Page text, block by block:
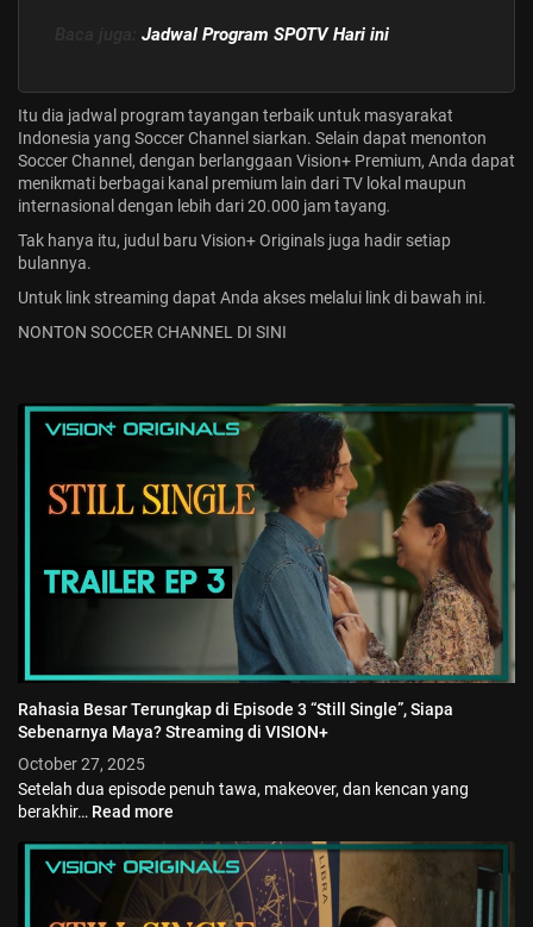
Rahasia Besar Terungkap di Episode 3 “Still Single”, Siapa
Sebenarnya Maya? Streaming di VISION+
October 27, 2025
Setelah dua episode penuh tawa, makeover, dan kencan yang
berakhir… Read more
Jadwal Program SPOTV Hari ini
Itu dia jadwal program tayangan terbaik untuk masyarakat
Indonesia yang Soccer Channel siarkan. Selain dapat menonton
Soccer Channel, dengan berlanggaan Vision+ Premium, Anda dapat
menikmati berbagai kanal premium lain dari TV lokal maupun
internasional dengan lebih dari 20.000 jam tayang.
Tak hanya itu, judul baru Vision+ Originals juga hadir setiap
bulannya.
Untuk link streaming dapat Anda akses melalui link di bawah ini.
NONTON SOCCER CHANNEL DI SINI